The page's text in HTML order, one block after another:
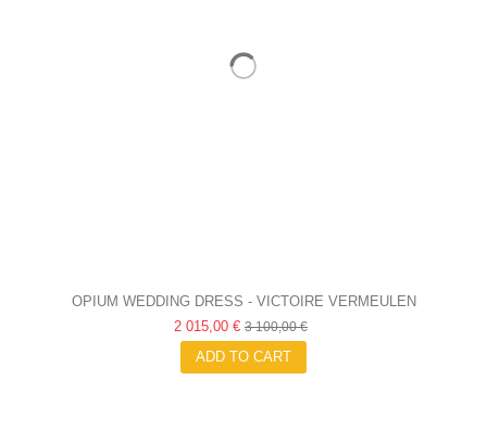
OPIUM WEDDING DRESS - VICTOIRE VERMEULEN
2 015,00 € 3 100,00 €
ADD TO CART